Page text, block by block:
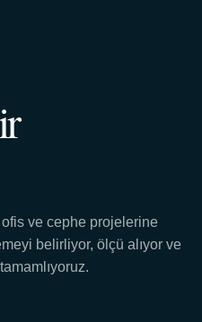
ve cephe projelerine
belirliyor, ölçü alıyor ve